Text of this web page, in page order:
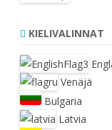
KIELIVALINNAT
Venäjä
Bulgaria
Latvia